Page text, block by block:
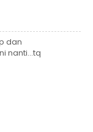
dan
nanti...tq